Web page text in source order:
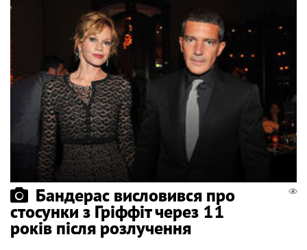
Бандерас висловився про
стосунки з Гріффіт через 11
років після розлучення